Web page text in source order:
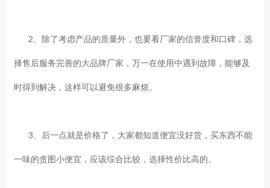
2、除了考虑产品的质量外，也要看厂家的信誉度和口碑，选
择售后服务完善的大品牌厂家，万一在使用中遇到故障，能够及
时得到解决，这样可以避免很多麻烦。
3、后一点就是价格了，大家都知道便宜没好货，买东西不能
一味的贪图小便宜，应该综合比较，选择性价比高的。